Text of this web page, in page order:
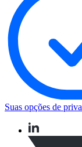
Suas opções de